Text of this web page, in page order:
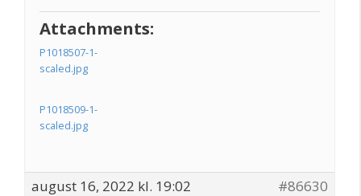
Attachments:
P1018507-1-
scaled.jpg
P1018509-1-
scaled.jpg
august 16, 2022 kl. 19:02
#86630